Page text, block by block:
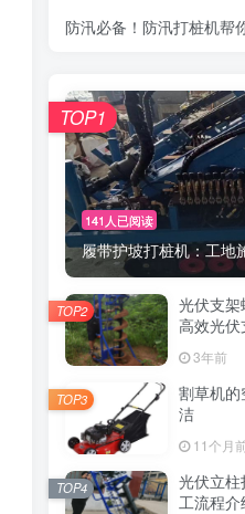
防汛必备！防汛打桩机帮
141人已阅读
履带护坡打桩机：工地
TOP1
光伏支架
高效光
3年前
TOP2
割草机
洁
11个月
TOP3
光伏立
工流程介
TOP4